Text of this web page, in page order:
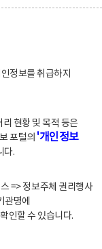
정보를 취급하지
현황 및 목적 등은
포털의 '개인정보
다.
=> 정보주체 권리행사
관명에
인할 수 있습니다.